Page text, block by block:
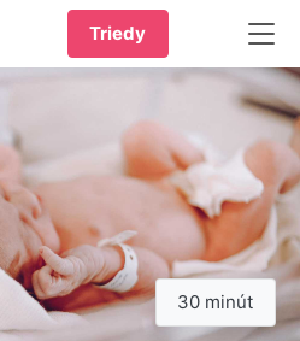
Triedy
30 minút